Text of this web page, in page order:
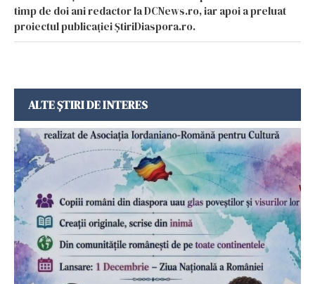
timp de doi ani redactor la DCNews.ro, iar apoi a preluat
proiectul publicației ȘtiriDiaspora.ro.
ALTE ȘTIRI DE INTERES